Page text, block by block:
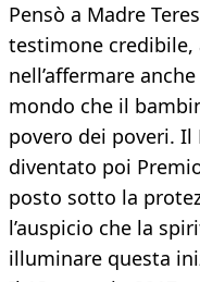
Pensò a Madre
testimone credibile,
nell’affermare
mondo che il
povero dei poveri.
diventato poi
posto sotto la
l’auspicio che la
illuminare questa